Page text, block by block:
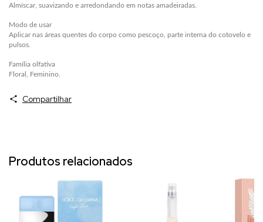
Almíscar, suavizando e arredondando em notas amadeiradas.
Modo de usar
Aplicar nas áreas quentes do corpo como pescoço, parte interna do cotovelo e
pulsos.
Família olfativa
Floral, Feminino.
Compartilhar
Produtos relacionados